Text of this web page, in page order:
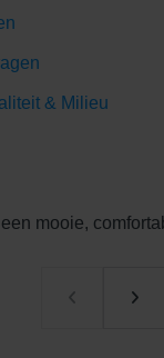
& Milieu
mooie,